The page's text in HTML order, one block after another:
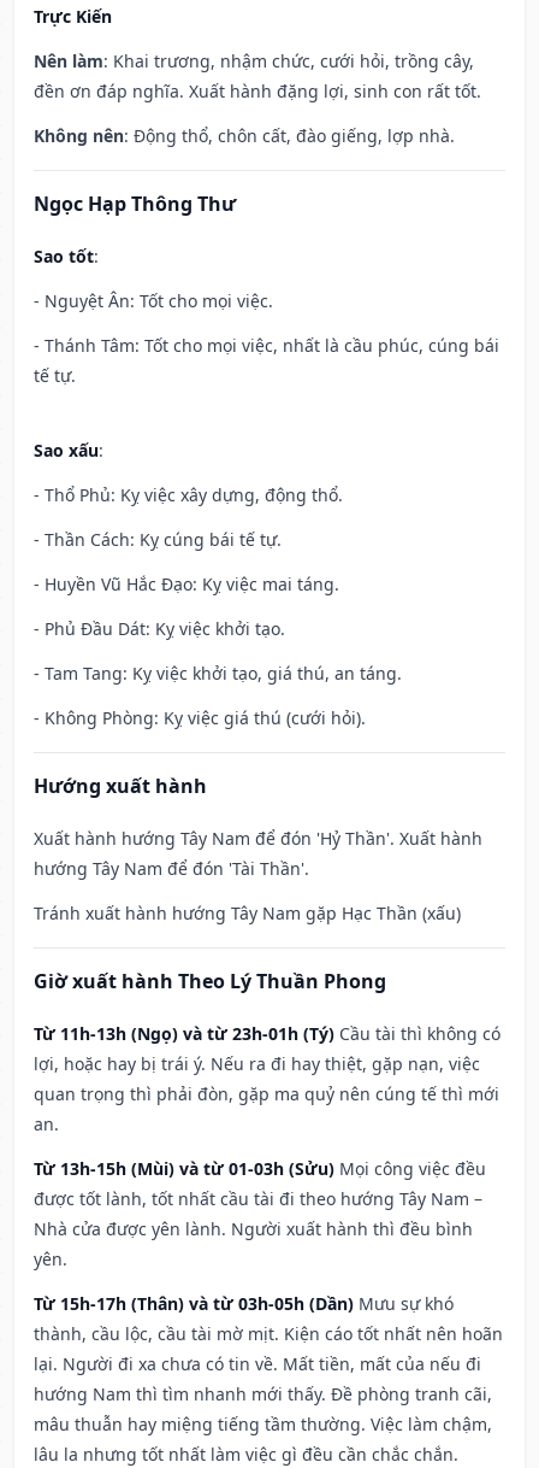
Trực Kiến
Nên làm: Khai trương, nhậm chức, cưới hỏi, trồng cây,
đền ơn đáp nghĩa. Xuất hành đặng lợi, sinh con rất tốt.
Không nên: Động thổ, chôn cất, đào giếng, lợp nhà.
Ngọc Hạp Thông Thư
Sao tốt:
- Nguyệt Ân: Tốt cho mọi việc.
- Thánh Tâm: Tốt cho mọi việc, nhất là cầu phúc, cúng bái
tế tự.
Sao xấu:
- Thổ Phủ: Kỵ việc xây dựng, động thổ.
- Thần Cách: Kỵ cúng bái tế tự.
- Huyền Vũ Hắc Đạo: Kỵ việc mai táng.
- Phủ Đầu Dát: Kỵ việc khởi tạo.
- Tam Tang: Kỵ việc khởi tạo, giá thú, an táng.
- Không Phòng: Kỵ việc giá thú (cưới hỏi).
Hướng xuất hành
Xuất hành hướng Tây Nam để đón 'Hỷ Thần'. Xuất hành
hướng Tây Nam để đón 'Tài Thần'.
Tránh xuất hành hướng Tây Nam gặp Hạc Thần (xấu)
Giờ xuất hành Theo Lý Thuần Phong
Từ 11h-13h (Ngọ) và từ 23h-01h (Tý) Cầu tài thì không có
lợi, hoặc hay bị trái ý. Nếu ra đi hay thiệt, gặp nạn, việc
quan trọng thì phải đòn, gặp ma quỷ nên cúng tế thì mới
an.
Từ 13h-15h (Mùi) và từ 01-03h (Sửu) Mọi công việc đều
được tốt lành, tốt nhất cầu tài đi theo hướng Tây Nam –
Nhà cửa được yên lành. Người xuất hành thì đều bình
yên.
Từ 15h-17h (Thân) và từ 03h-05h (Dần) Mưu sự khó
thành, cầu lộc, cầu tài mờ mịt. Kiện cáo tốt nhất nên hoãn
lại. Người đi xa chưa có tin về. Mất tiền, mất của nếu đi
hướng Nam thì tìm nhanh mới thấy. Đề phòng tranh cãi,
mâu thuẫn hay miệng tiếng tầm thường. Việc làm chậm,
lâu la nhưng tốt nhất làm việc gì đều cần chắc chắn.